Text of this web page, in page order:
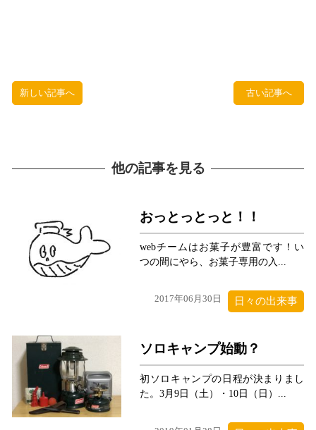
新しい記事へ 古い記事へ
他の記事を見る
おっとっとっと！！
webチームはお菓子が豊富です！い
つの間にやら、お菓子専用の入...
2017年06月30日 日々の出来事
ソロキャンプ始動？
初ソロキャンプの日程が決まりまし
た。3月9日（土）・10日（日）...